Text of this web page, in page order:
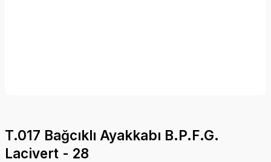
T.017 Bağcıklı Ayakkabı B.P.F.G.
Lacivert - 28